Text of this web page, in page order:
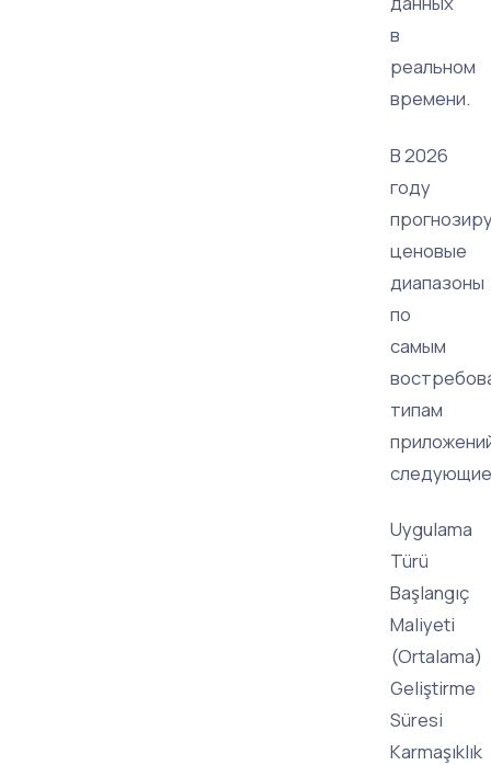
в
реальном
времени.
В 2026
году
ценовые
диапазоны
по
самым
типам
Uygulama
Türü
Başlangıç
Maliyeti
(Ortalama)
Geliştirme
Süresi
Karmaşıklık